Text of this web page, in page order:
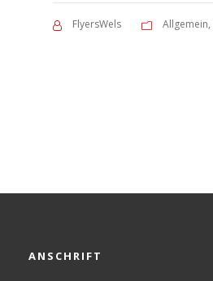
FlyersWels Allgemein,
ANSCHRIFT